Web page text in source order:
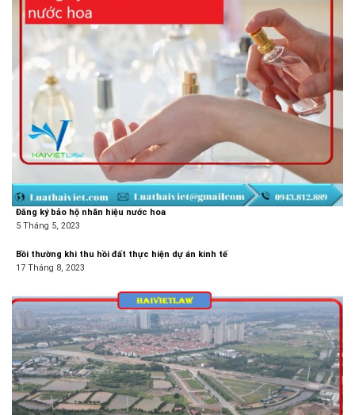
Đăng ký bảo hộ nhãn hiệu nước hoa
5 Tháng 5, 2023
Bồi thường khi thu hồi đất thực hiện dự án kinh tế
17 Tháng 8, 2023